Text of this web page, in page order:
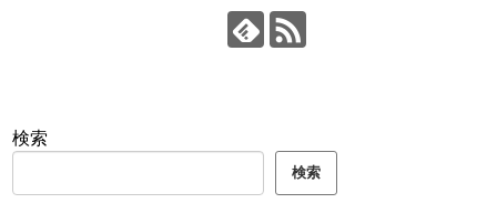
検索
検索